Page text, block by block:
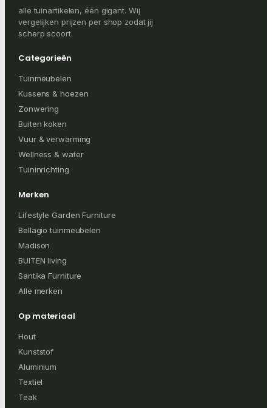
alle tuinartikelen, één gigant. Wij
vergelijken prijzen per shop zodat jij
scherp scoort.
Categorieën
Tuinmeubelen
Kussens & hoezen
Zonwering
Buiten koken
Vuur & verwarming
Wellness & water
Tuininrichting
Merken
Lifestyle Garden Furniture
Bellagio tuinmeubelen
Madison
BUITEN living
Santika Furniture
Alle merken
Op materiaal
Hout
Kunststof
Aluminium
Textiel
Teak